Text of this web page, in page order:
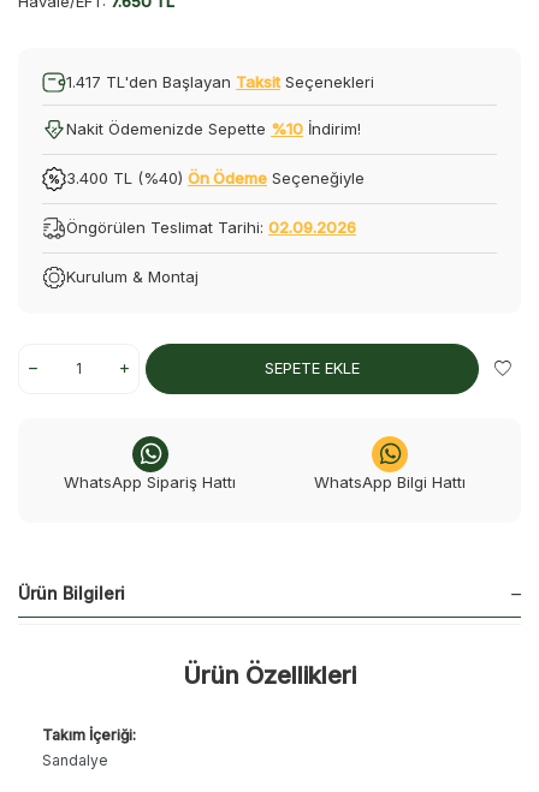
1.417 TL'den Başlayan Taksit Seçenekleri
Nakit Ödemenizde Sepette %10 İndirim!
3.400 TL (%40) Ön Ödeme Seçeneğiyle
Öngörülen Teslimat Tarihi: 02.09.2026
Kurulum & Montaj
SEPETE EKLE
WhatsApp Sipariş Hattı WhatsApp Bilgi Hattı
Ürün Bilgileri
Ürün Özellikleri
Takım İçeriği:
Sandalye